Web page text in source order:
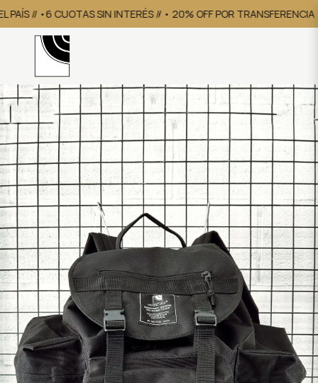
// •6 CUOTAS SIN INTERÉS // • 20% OFF POR TRANSFERENCIA •